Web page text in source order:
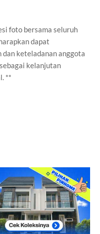
foto bersama seluruh
dapat
dan keteladanan anggota
kelanjutan
**